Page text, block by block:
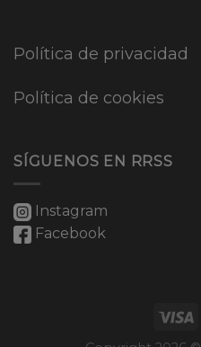
Política de privacidad
Política de cookies
SÍGUENOS EN RRSS
Instagram
Facebook